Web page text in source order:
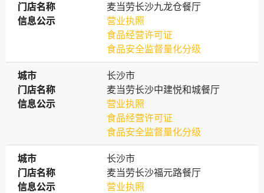
门店名称
门店名称
麦当劳长沙九龙仓餐厅
信息公示
信息公示
营业执照
食品经营许可证
食品安全监督量化分级
城市
城市
长沙市
门店名称
门店名称
麦当劳长沙中建悦和城餐厅
信息公示
信息公示
营业执照
食品经营许可证
食品安全监督量化分级
城市
城市
长沙市
门店名称
门店名称
麦当劳长沙福元路餐厅
信息公示
信息公示
营业执照